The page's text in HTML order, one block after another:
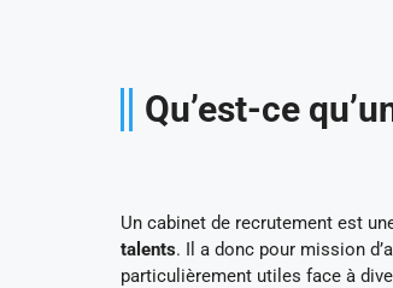
Qu’est-ce
Un cabinet de recrutement est
talents. Il a donc pour mission
particulièrement utiles face à